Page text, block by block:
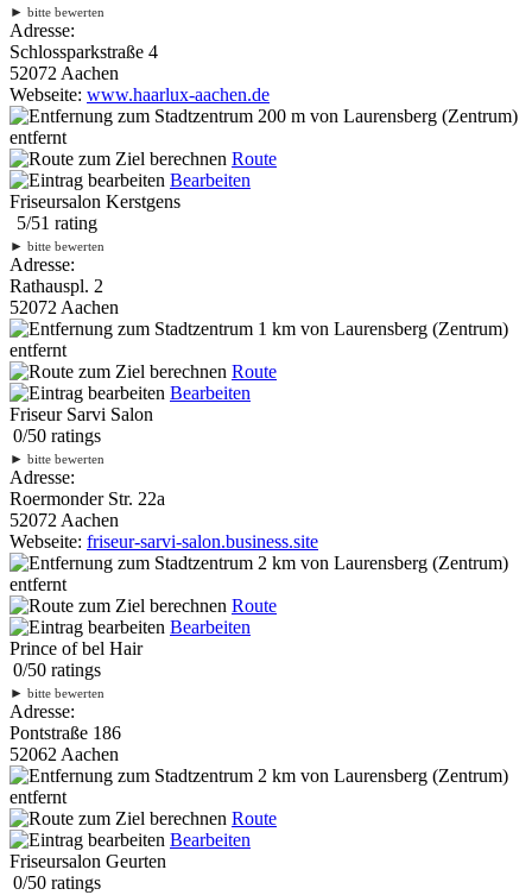
► bitte bewerten
Adresse:
Schlossparkstraße 4
52072 Aachen
Webseite: www.haarlux-aachen.de
200 m von Laurensberg (Zentrum)
entfernt
Route
Bearbeiten
Friseursalon Kerstgens
5/51 rating
► bitte bewerten
Adresse:
Rathauspl. 2
52072 Aachen
1 km von Laurensberg (Zentrum)
entfernt
Route
Bearbeiten
Friseur Sarvi Salon
0/50 ratings
► bitte bewerten
Adresse:
Roermonder Str. 22a
52072 Aachen
Webseite: friseur-sarvi-salon.business.site
2 km von Laurensberg (Zentrum)
entfernt
Route
Bearbeiten
Prince of bel Hair
0/50 ratings
► bitte bewerten
Adresse:
Pontstraße 186
52062 Aachen
2 km von Laurensberg (Zentrum)
entfernt
Route
Bearbeiten
Friseursalon Geurten
0/50 ratings